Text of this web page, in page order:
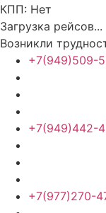
КПП: Нет
Загрузка рейсов...
Возникли
+7(949)509-
+7(949)442-
+7(977)270-